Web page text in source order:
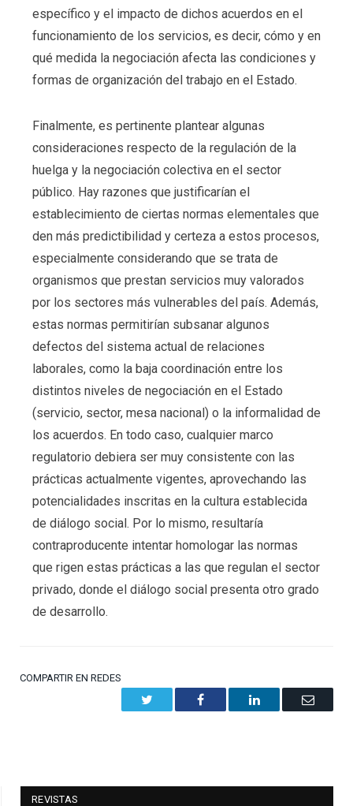
específico y el impacto de dichos acuerdos en el
funcionamiento de los servicios, es decir, cómo y en
qué medida la negociación afecta las condiciones y
formas de organización del trabajo en el Estado.
Finalmente, es pertinente plantear algunas
consideraciones respecto de la regulación de la
huelga y la negociación colectiva en el sector
público. Hay razones que justificarían el
establecimiento de ciertas normas elementales que
den más predictibilidad y certeza a estos procesos,
especialmente considerando que se trata de
organismos que prestan servicios muy valorados
por los sectores más vulnerables del país. Además,
estas normas permitirían subsanar algunos
defectos del sistema actual de relaciones
laborales, como la baja coordinación entre los
distintos niveles de negociación en el Estado
(servicio, sector, mesa nacional) o la informalidad de
los acuerdos. En todo caso, cualquier marco
regulatorio debiera ser muy consistente con las
prácticas actualmente vigentes, aprovechando las
potencialidades inscritas en la cultura establecida
de diálogo social. Por lo mismo, resultaría
contraproducente intentar homologar las normas
que rigen estas prácticas a las que regulan el sector
privado, donde el diálogo social presenta otro grado
de desarrollo.
COMPARTIR EN REDES
Facebook LinkedIn Email
REVISTAS